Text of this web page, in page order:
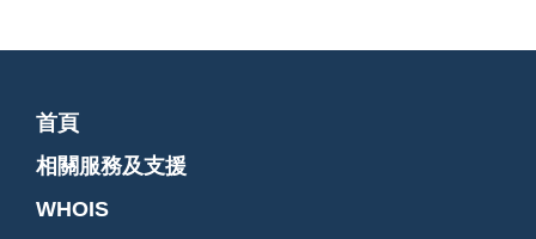
首頁
相關服務及支援
WHOIS